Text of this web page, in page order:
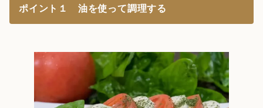
ポイント１ 油を使って調理する